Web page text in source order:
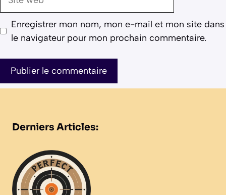
Enregistrer mon nom, mon e-mail et mon site dans
le navigateur pour mon prochain commentaire.
Derniers Articles: